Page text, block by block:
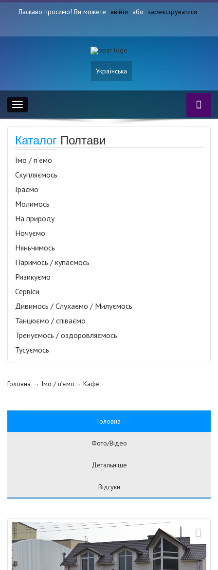
Ласкаво просимо! Ви можете ввійти або зареєструватися
Українська
Toggle
navigation
Каталог Полтави
Їмо / п’ємо
Скупляємось
Граємо
Молимось
На природу
Ночуємо
Няньчимось
Паримось / купаємось
Ризикуємо
Сервіси
Дивимось / Слухаємо / Милуємось
Танцюємо / співаємо
Тренуємось / оздоровляємось
Тусуємось
Головна → Їмо / п’ємо→ Кафе
Головна
Фото/Відео
Детальніше
Відгуки